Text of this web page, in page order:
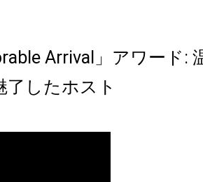
Arrival」アワード:
了したホスト